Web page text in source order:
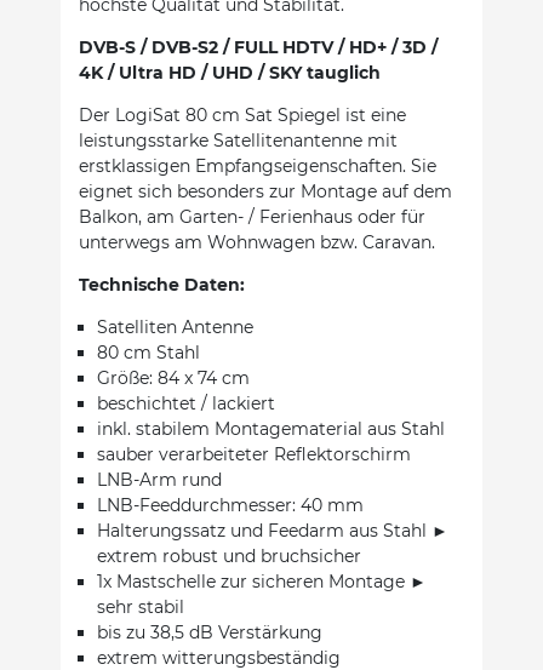
DVB-S / DVB-S2 / FULL HDTV / HD+ / 3D /
4K / Ultra HD / UHD / SKY tauglich
Der LogiSat 80 cm Sat Spiegel ist eine
leistungsstarke Satellitenantenne mit
erstklassigen Empfangseigenschaften. Sie
eignet sich besonders zur Montage auf dem
Balkon, am Garten- / Ferienhaus oder für
unterwegs am Wohnwagen bzw. Caravan.
Technische Daten:
Satelliten Antenne
80 cm Stahl
Größe: 84 x 74 cm
beschichtet / lackiert
inkl. stabilem Montagematerial aus Stahl
sauber verarbeiteter Reflektorschirm
LNB-Arm rund
LNB-Feeddurchmesser: 40 mm
Halterungssatz und Feedarm aus Stahl ►
extrem robust und bruchsicher
1x Mastschelle zur sicheren Montage ►
sehr stabil
bis zu 38,5 dB Verstärkung
extrem witterungsbeständig